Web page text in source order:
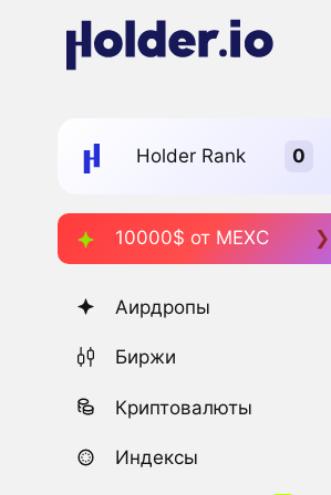
Holder Rank
10000$ от MEXC
Аирдропы
Биржи
Криптовалюты
Индексы